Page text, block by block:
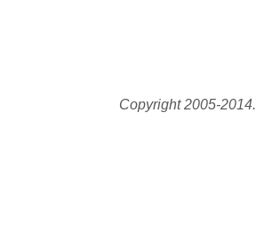
Copyright 2005-2014.